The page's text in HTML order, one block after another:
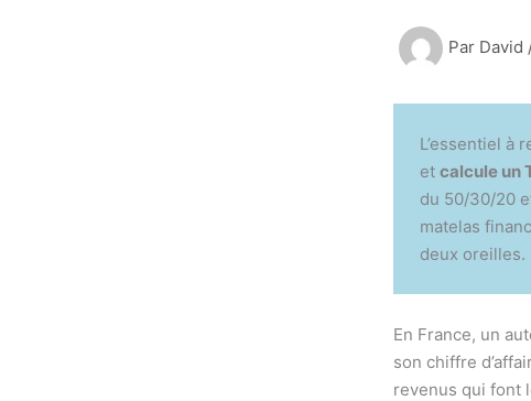
Par David
L’essentiel à
et calcule un
du 50/30/20
matelas
deux oreilles.
En France, un
son chiffre
revenus qui font